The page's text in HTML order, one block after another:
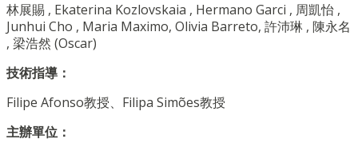
林展賜 , Ekaterina Kozlovskaia , Hermano Garci , 周凱怡 ,
Junhui Cho , Maria Maximo, Olivia Barreto, 許沛琳 , 陳永名
, 梁浩然 (Oscar)
技術指導：
Filipe Afonso教授、Filipa Simões教授
主辦單位：